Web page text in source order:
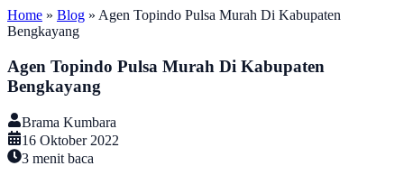
Home » Blog » Agen Topindo Pulsa Murah Di Kabupaten
Bengkayang
Agen Topindo Pulsa Murah Di Kabupaten
Bengkayang
Brama Kumbara
16 Oktober 2022
3 menit baca